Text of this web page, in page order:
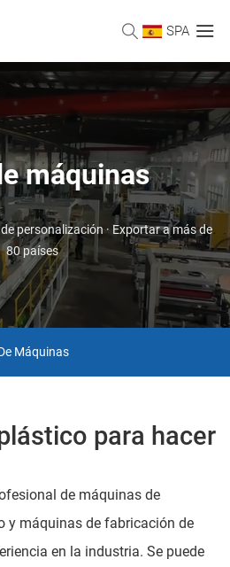
SPA
máquinas
personalización · Exportar a más de
80 países
Máquinas
para hacer
de máquinas de
y máquinas de fabricación de
en la industria. Se puede